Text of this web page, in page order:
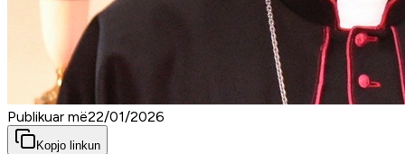
Publikuar më22/01/2026
Kopjo linkun